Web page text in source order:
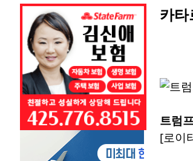
카
트럼
[로이